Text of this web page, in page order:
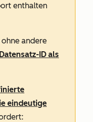
enthalten
andere
ID als
eindeutige